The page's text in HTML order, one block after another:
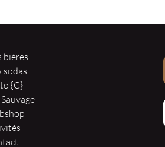
bières
sodas
{C}